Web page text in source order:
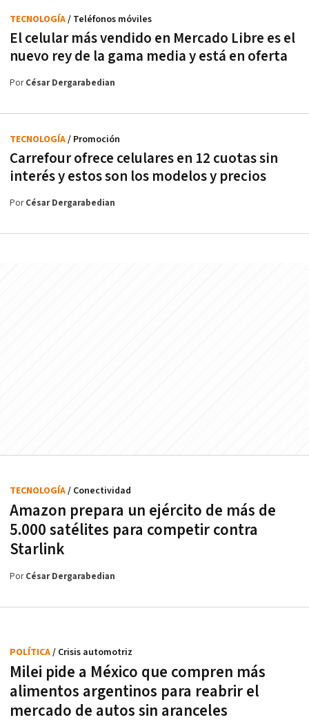
El celular más vendido en Mercado Libre es el
nuevo rey de la gama media y está en oferta
TECNOLOGÍA/ Teléfonos móviles
PorCésar Dergarabedian
Carrefour ofrece celulares en 12 cuotas sin
interés y estos son los modelos y precios
TECNOLOGÍA/ Promoción
PorCésar Dergarabedian
Amazon prepara un ejército de más de
5.000 satélites para competir contra
Starlink
TECNOLOGÍA/ Conectividad
PorCésar Dergarabedian
Milei pide a México que compren más
alimentos argentinos para reabrir el
mercado de autos sin aranceles
POLÍTICA/ Crisis automotriz